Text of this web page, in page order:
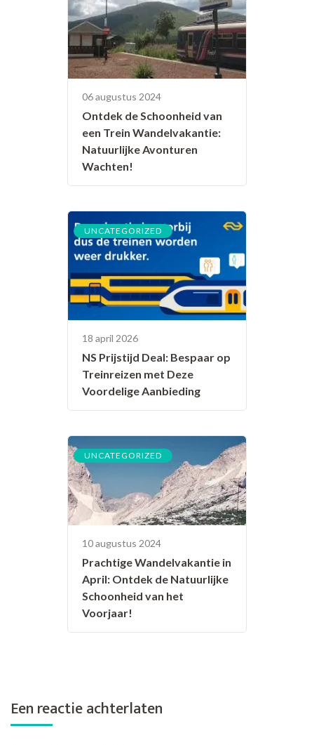
06 augustus 2024
Ontdek de Schoonheid van
een Trein Wandelvakantie:
Natuurlijke Avonturen
Wachten!
UNCATEGORIZED
18 april 2026
NS Prijstijd Deal: Bespaar op
Treinreizen met Deze
Voordelige Aanbieding
UNCATEGORIZED
10 augustus 2024
Prachtige Wandelvakantie in
April: Ontdek de Natuurlijke
Schoonheid van het
Voorjaar!
Een reactie achterlaten